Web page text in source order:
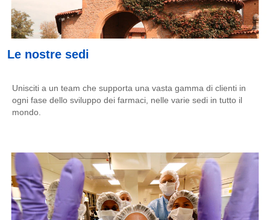
Le nostre sedi
Unisciti a un team che supporta una vasta gamma di clienti in
ogni fase dello sviluppo dei farmaci, nelle varie sedi in tutto il
mondo.